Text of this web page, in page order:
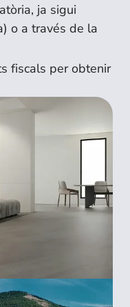
ja sigui
o a través de la
fiscals per obtenir